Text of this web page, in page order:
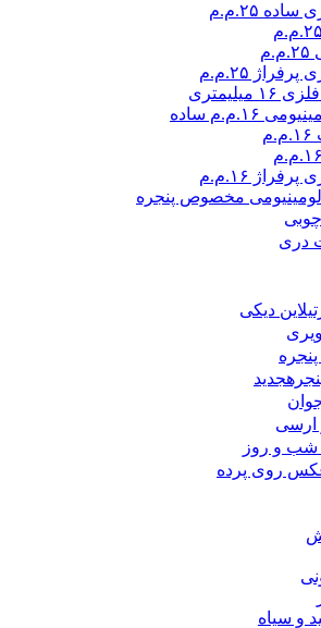
۲۵.م.م
۲۵.م.م
۱۶.م.م ساده
۱۶.م.م
مخصوص پنجره
دری
دیکی
جدید
ارسی
شب و روز
روی پرده
و سیاه